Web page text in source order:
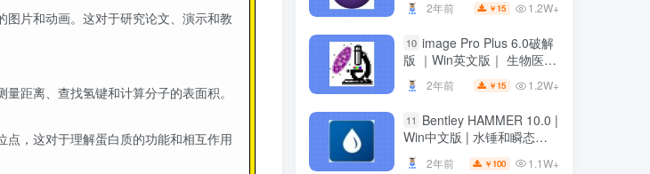
片和动画。这对于研究论文、演示和教
距离、查找氢键和计算分子的表面积。
，这对于理解蛋白质的功能和相互作用
2年前 ￥ 15 1.2W+
10 image Pro Plus 6.0破解
版 ｜Win英文版｜ 生物医学
科研绘图软件 ｜安装教程
2年前 ￥ 15 1.2W+
11 Bentley HAMMER 10.0 |
Win中文版 | 水锤和瞬态分
析软件 | 安装教程
2年前 ￥ 100 1.1W+
2年前 ￥15 1.2W+
10 image Pro Plus 6.0破解
版 ｜Win英文版｜ 生物医学
科研绘图软件 ｜安装教程
2年前 ￥15 1.2W+
11 Bentley HAMMER 10.0 |
Win中文版 | 水锤和瞬态分
析软件 | 安装教程
2年前 ￥100 1.1W+